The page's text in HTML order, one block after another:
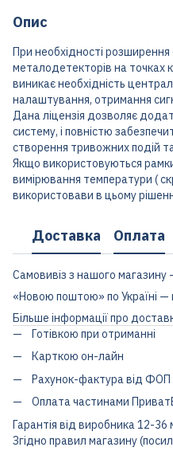
Опис
При необхідності
металодетекторів на
виникає необхідність
налаштування, отримання
Дана ліцензія дозволяє
систему, і повністю
створення тривожних подій та
Якщо використовуються
вимірювання температури (
використовави в цьому
Доставка Оплата
Самовивіз з нашого
«Новою поштою» по Україні —
Більше інформації про
Готівкою при отриманні
Карткою он-лайн
Рахунок-фактура від ФОП
Оплата частинами
Гарантія від виробника 12-36
Згідно правил магазину